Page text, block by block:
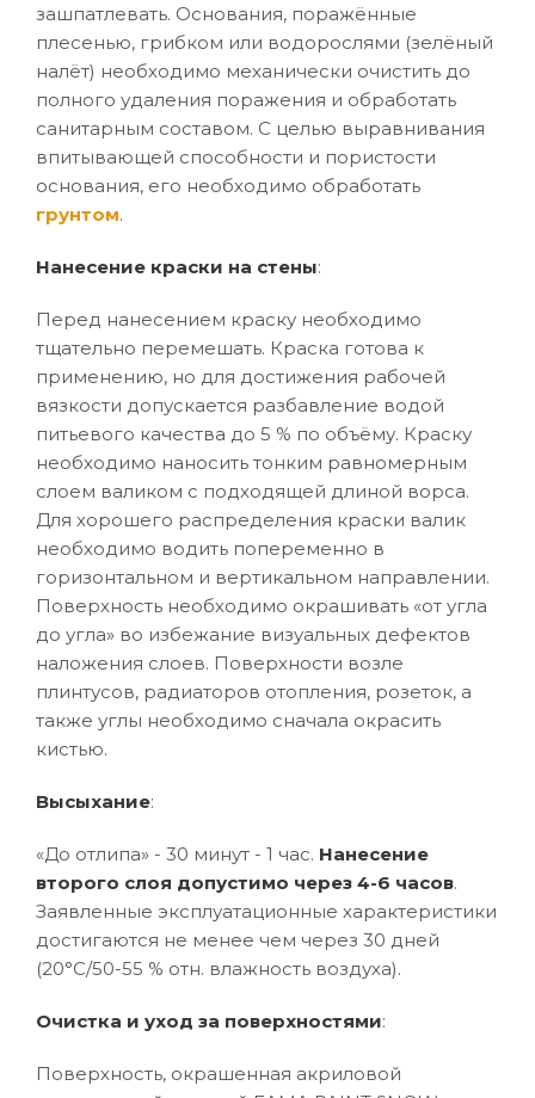
зашпатлевать. Основания, поражённые
плесенью, грибком или водорослями (зелёный
налёт) необходимо механически очистить до
полного удаления поражения и обработать
санитарным составом. С целью выравнивания
впитывающей способности и пористости
основания, его необходимо обработать
грунтом.
Нанесение краски на стены:
Перед нанесением краску необходимо
тщательно перемешать. Краска готова к
применению, но для достижения рабочей
вязкости допускается разбавление водой
питьевого качества до 5 % по объёму. Краску
необходимо наносить тонким равномерным
слоем валиком с подходящей длиной ворса.
Для хорошего распределения краски валик
необходимо водить попеременно в
горизонтальном и вертикальном направлении.
Поверхность необходимо окрашивать «от угла
до угла» во избежание визуальных дефектов
наложения слоев. Поверхности возле
плинтусов, радиаторов отопления, розеток, а
также углы необходимо сначала окрасить
кистью.
Высыхание:
«До отлипа» - 30 минут - 1 час. Нанесение
второго слоя допустимо через 4-6 часов.
Заявленные эксплуатационные характеристики
достигаются не менее чем через 30 дней
(20°C/50-55 % отн. влажность воздуха).
Очистка и уход за поверхностями:
Поверхность, окрашенная акриловой